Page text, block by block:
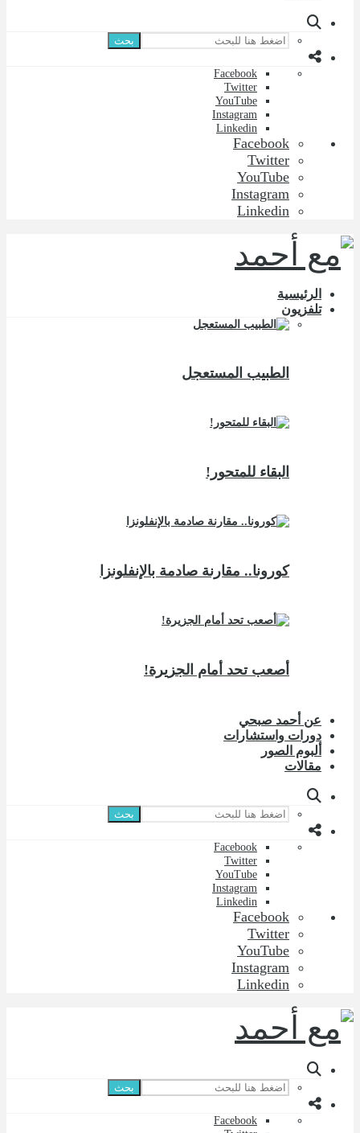
بحث
Facebook
Twitter
YouTube
Instagram
Linkedin
Facebook
Twitter
YouTube
Instagram
Linkedin
الرئيسية
تلفزيون
الطبيب المستعجل
البقاء للمتحور!
كورونا.. مقارنة صادمة بالإنفلونزا
أصعب تحد أمام الجزيرة!
عن أحمد صبحي
دورات واستشارات
ألبوم الصور
مقالات
بحث
Facebook
Twitter
YouTube
Instagram
Linkedin
Facebook
Twitter
YouTube
Instagram
Linkedin
بحث
Facebook